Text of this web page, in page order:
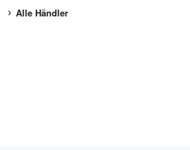
Alle Händler